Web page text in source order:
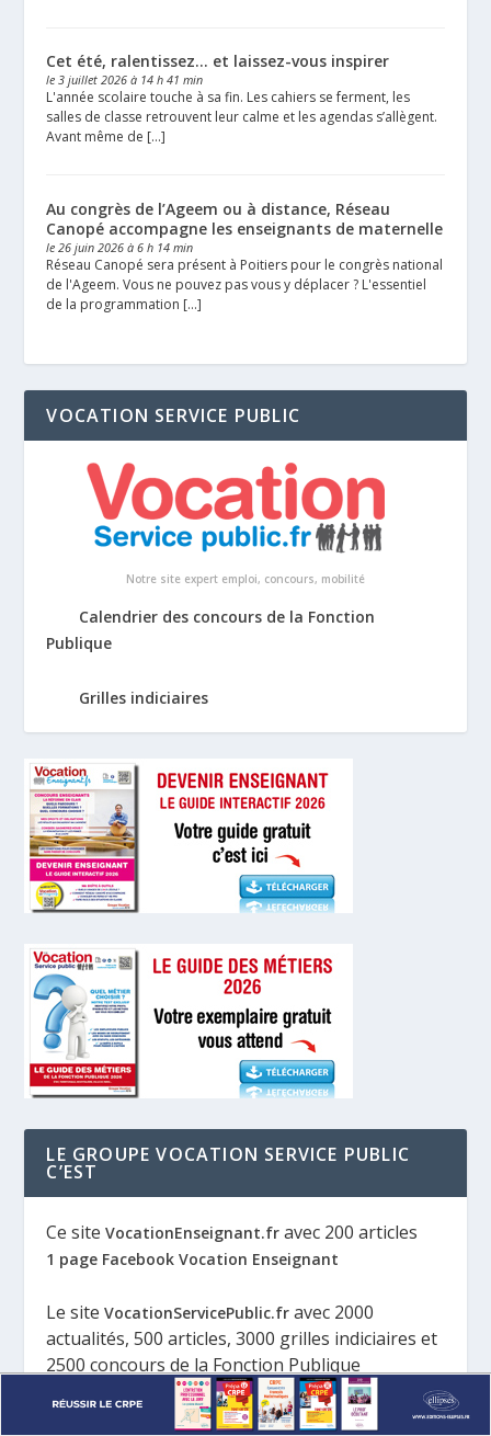
Cet été, ralentissez… et laissez-vous inspirer
le 3 juillet 2026 à 14 h 41 min
L'année scolaire touche à sa fin. Les cahiers se ferment, les
salles de classe retrouvent leur calme et les agendas s’allègent.
Avant même de […]
Au congrès de l’Ageem ou à distance, Réseau
Canopé accompagne les enseignants de maternelle
le 26 juin 2026 à 6 h 14 min
Réseau Canopé sera présent à Poitiers pour le congrès national
de l'Ageem. Vous ne pouvez pas vous y déplacer ? L'essentiel
de la programmation […]
VOCATION SERVICE PUBLIC
Notre site expert emploi, concours, mobilité
Calendrier des concours de la Fonction
Publique
Grilles indiciaires
LE GROUPE VOCATION SERVICE PUBLIC
C’EST
Ce siteVocationEnseignant.fr avec 200 articles
1 page Facebook Vocation Enseignant
Le siteVocationServicePublic.fr avec 2000
actualités, 500 articles, 3000 grilles indiciaires et
2500 concours de la Fonction Publique
5 magazines spécialisés